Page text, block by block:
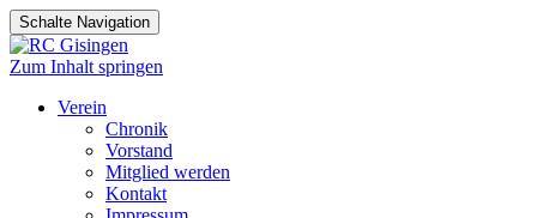
Schalte Navigation
Zum Inhalt springen
Verein
Chronik
Vorstand
Mitglied werden
Kontakt